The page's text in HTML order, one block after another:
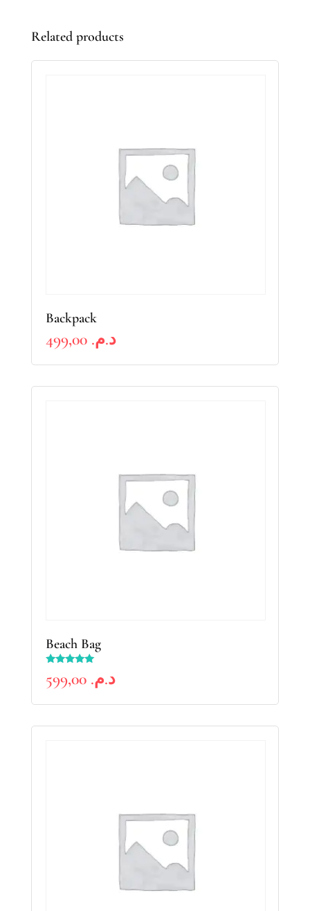
Related products
Backpack
د.م.
Beach Bag
5.00
out of 5
د.م.